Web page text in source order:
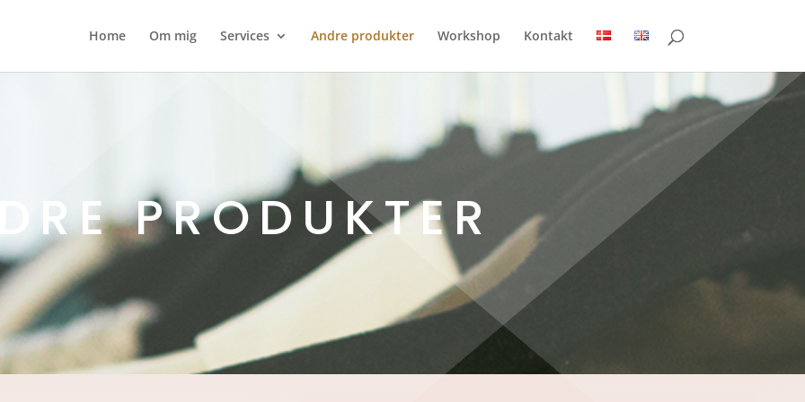
Home Om mig Services Andre produkter Workshop Kontakt
PRODUKTER